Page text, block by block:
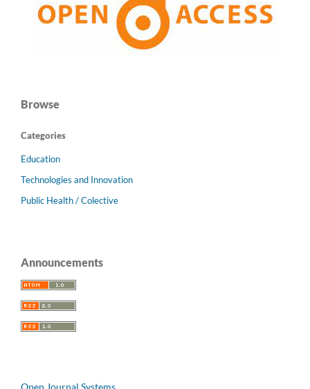
Browse
Categories
Education
Technologies and Innovation
Public Health / Colective
Announcements
Open Journal Systems